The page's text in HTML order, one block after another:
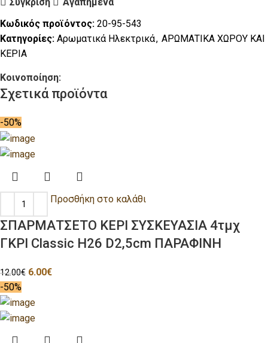
Κωδικός προϊόντος: 20-95-543
Κατηγορίες: Αρωματικά Ηλεκτρικά, ΑΡΩΜΑΤΙΚΑ ΧΩΡΟΥ ΚΑΙ
ΚΕΡΙΑ
Κοινοποίηση:
Σχετικά προϊόντα
-50%
Προσθήκη στο καλάθι
ΣΠΑΡΜΑΤΣΕΤΟ ΚΕΡΙ ΣΥΣΚΕΥΑΣΙΑ 4τμχ
ΓΚΡΙ Classic H26 D2,5cm ΠΑΡΑΦΙΝΗ
12.00€ 6.00€
-50%